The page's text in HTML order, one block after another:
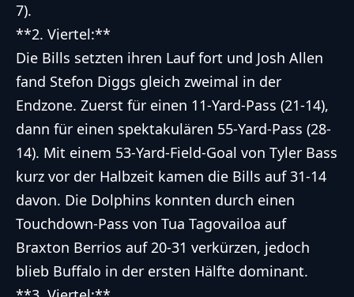
7).
**2. Viertel:**
Die Bills setzten ihren Lauf fort und Josh Allen
fand Stefon Diggs gleich zweimal in der
Endzone. Zuerst für einen 11-Yard-Pass (21-14),
dann für einen spektakulären 55-Yard-Pass (28-
14). Mit einem 53-Yard-Field-Goal von Tyler Bass
kurz vor der Halbzeit kamen die Bills auf 31-14
davon. Die Dolphins konnten durch einen
Touchdown-Pass von Tua Tagovailoa auf
Braxton Berrios auf 20-31 verkürzen, jedoch
blieb Buffalo in der ersten Hälfte dominant.